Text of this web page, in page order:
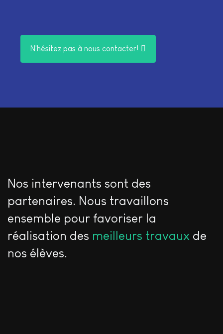
N'hésitez pas à nous contacter!
Nos intervenants sont des
partenaires. Nous travaillons
ensemble pour favoriser la
réalisation des meilleurs travaux de
nos élèves.